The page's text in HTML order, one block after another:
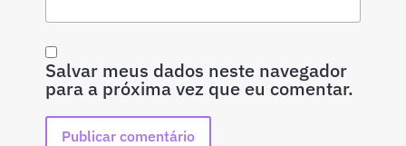
Salvar meus dados neste navegador
para a próxima vez que eu comentar.